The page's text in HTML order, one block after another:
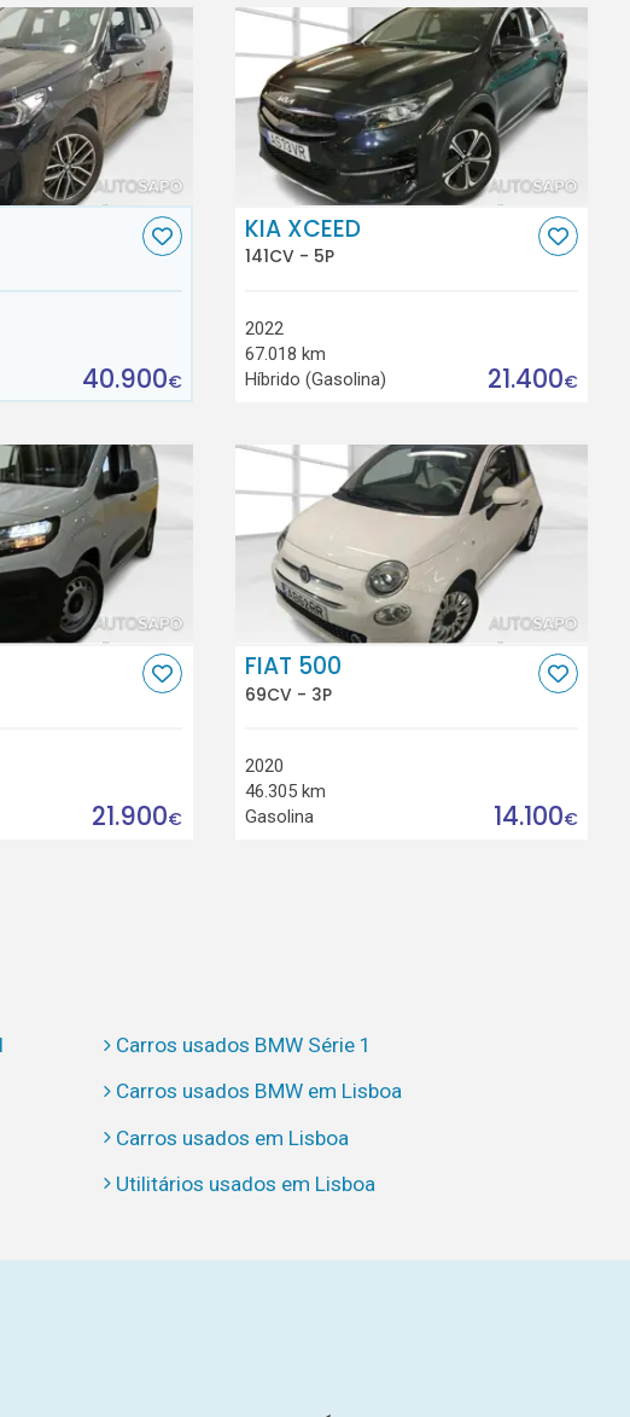
40.900€
KIA XCEED
141CV - 5P
2022
67.018 km
Híbrido (Gasolina)
21.400€
21.900€
FIAT 500
69CV - 3P
2020
46.305 km
Gasolina
14.100€
Carros usados BMW Série 1
Carros usados BMW em Lisboa
Carros usados em Lisboa
Utilitários usados em Lisboa